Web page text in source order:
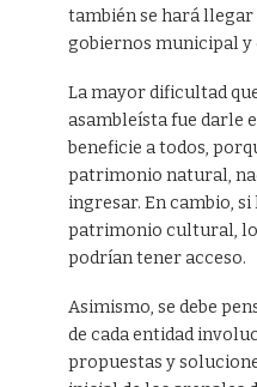
también se hará
gobiernos municipal
La mayor dificultad
asambleísta fue darle
beneficie a todos,
patrimonio natural,
ingresar. En cambio,
patrimonio cultural,
podrían tener acceso.
Asimismo, se debe
de cada entidad
propuestas y